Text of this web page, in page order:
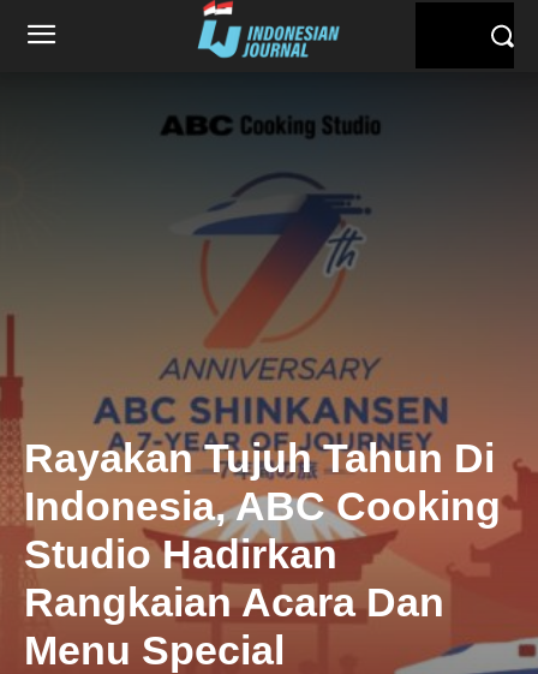
Rayakan Tujuh Tahun Di
Indonesia, ABC Cooking
Studio Hadirkan
Rangkaian Acara Dan
Menu Special